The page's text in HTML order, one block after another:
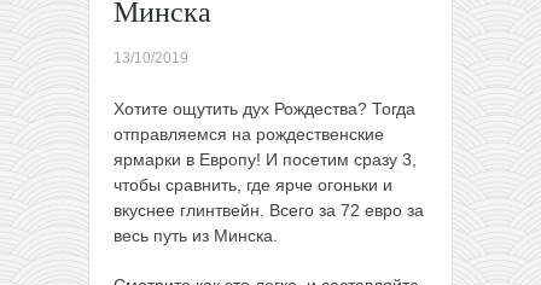
Минска
13/10/2019
Хотите ощутить дух Рождества? Тогда
отправляемся на рождественские
ярмарки в Европу! И посетим сразу 3,
чтобы сравнить, где ярче огоньки и
вкуснее глинтвейн. Всего за 72 евро за
весь путь из Минска.
и
всего от